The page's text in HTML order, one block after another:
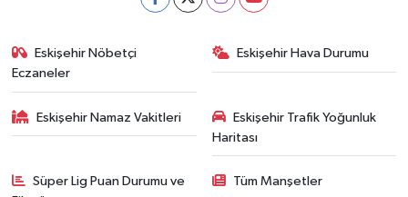
Eskişehir Nöbetçi
Eczaneler
Eskişehir Hava Durumu
Eskişehir Namaz Vakitleri
Eskişehir Trafik Yoğunluk
Haritası
Süper Lig Puan Durumu ve
Tüm Manşetler